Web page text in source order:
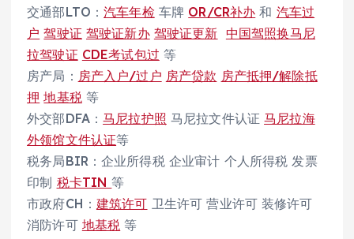
交通部LTO：汽车年检 车牌 OR/CR补办 和 汽车过
户 驾驶证 驾驶证新办 驾驶证更新 中国驾照换马尼
拉驾驶证 CDE考试包过 等
房产局： 房产入户/过户 房产贷款 房产抵押/解除抵
押 地基税等
外交部DFA：马尼拉护照 马尼拉文件认证马尼拉海
外领馆文件认证等
税务局BIR：企业所得税 企业审计 个人所得税 发票
印制 税卡TIN 等
市政府CH： 建筑许可 卫生许可 营业许可 装修许可
消防许可 地基税 等